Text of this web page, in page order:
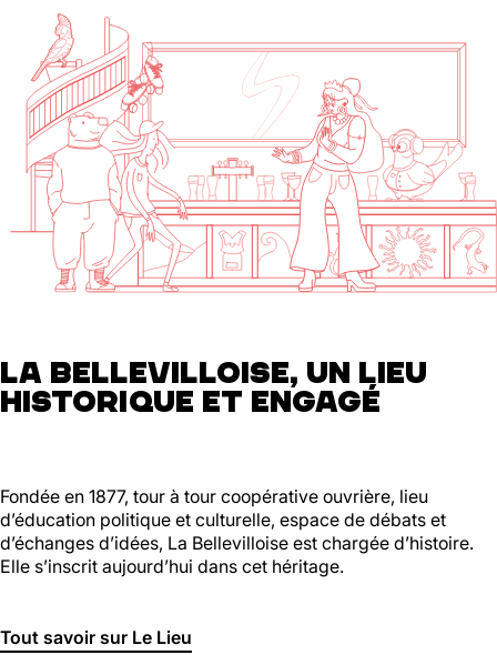
Le Toit
Lun, Mar, Mer, Jeu, Ven : 17h -
00h00
Sam, Dim : 15h00 - 00h00
Voir la carte
01 46 36 07 07
En savoir plus
Ménilmontant
Lun, Mar : Fermé
Du Mercredi au Dimanche
Nous suivre
En savoir plus
LA BELLEVILLOISE, UN LIEU
HISTORIQUE ET ENGAGÉ
Fondée en 1877, tour à tour coopérative ouvrière, lieu
d’éducation politique et culturelle, espace de débats et
d’échanges d’idées, La Bellevilloise est chargée d’histoire.
Elle s’inscrit aujourd’hui dans cet héritage.
Tout savoir sur Le Lieu